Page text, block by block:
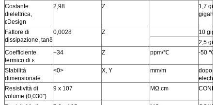
Costante
dielettrica,
εDesign
2,98 Z
1,7
Fattore di
dissipazione, tanδ
0,0028 Z
10
2,5
Coefficiente
termico di ε
+34 Z ppm/℃ -50
Stabilità
dimensionale
<0> X, Y mm/m
dopo
etech
Resistività di
volume (0,030")
9 x 107 MΩ.cm COND